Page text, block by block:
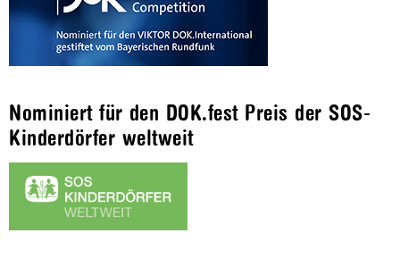
Nominiert für den DOK.fest Preis der SOS-
Kinderdörfer weltweit